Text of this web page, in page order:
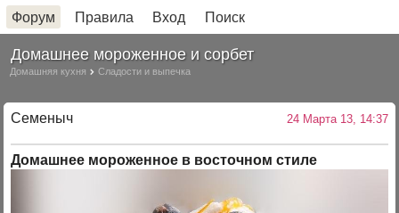
Форум Правила Вход Поиск
Домашнее мороженное и сорбет
Домашняя кухня Сладости и выпечка
Семеныч 24 Марта 13, 14:37
Домашнее мороженное в восточном стиле